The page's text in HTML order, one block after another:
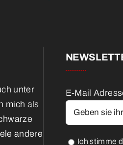
unter
mich als
andere
E-Mail
Ich stimme